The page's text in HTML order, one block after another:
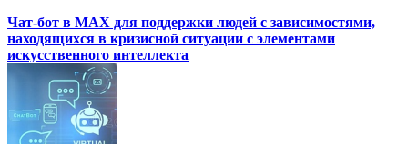
Чат-бот в MAX для поддержки людей с зависимостями,
находящихся в кризисной ситуации с элементами
искусственного интеллекта